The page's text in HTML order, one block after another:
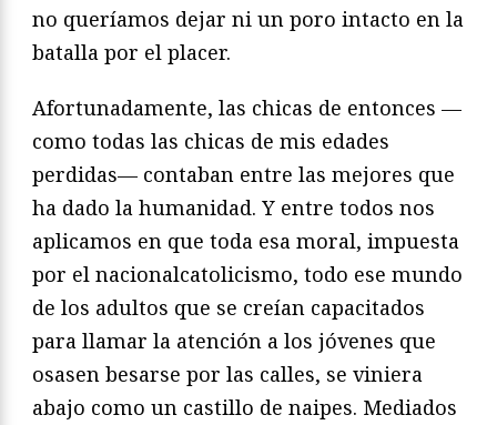
no queríamos dejar ni un poro intacto en la
batalla por el placer.
Afortunadamente, las chicas de entonces —
como todas las chicas de mis edades
perdidas— contaban entre las mejores que
ha dado la humanidad. Y entre todos nos
aplicamos en que toda esa moral, impuesta
por el nacionalcatolicismo, todo ese mundo
de los adultos que se creían capacitados
para llamar la atención a los jóvenes que
osasen besarse por las calles, se viniera
abajo como un castillo de naipes. Mediados